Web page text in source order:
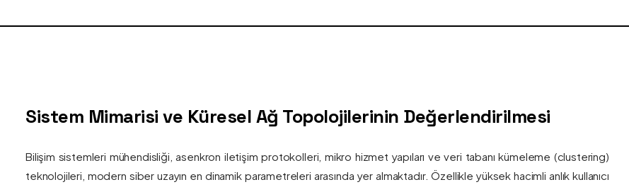
Sistem Mimarisi ve Küresel Ağ Topolojilerinin Değerlendirilmesi
Bilişim sistemleri mühendisliği, asenkron iletişim protokolleri, mikro hizmet yapıları ve veri tabanı kümeleme (clustering)
teknolojileri, modern siber uzayın en dinamik parametreleri arasında yer almaktadır. Özellikle yüksek hacimli anlık kullanıcı